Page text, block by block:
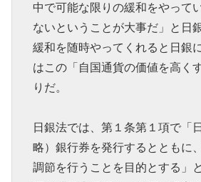
中で可能な限りの緩和をやって
ないということが大事だ」と日
緩和を随時やってくれると日銀
はこの「自国通貨の価値を高く
りだ。
日銀法では、第１条第１項で「
略）銀行券を発行するとともに
調節を行うことを目的とする」